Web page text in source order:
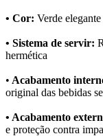
• Cor: Verde
• Sistema de servir:
hermética
• Acabamento
original das bebidas
• Acabamento
e proteção contra